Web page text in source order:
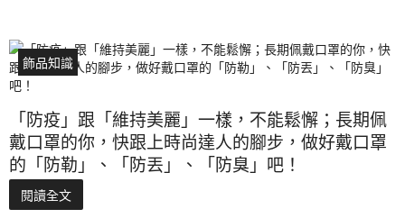
飾品知識
「防疫」跟「維持美麗」一樣，不能鬆懈；長期佩
戴口罩的你，快跟上時尚達人的腳步，做好戴口罩
的「防勒」、「防丟」、「防臭」吧！
閱讀全文